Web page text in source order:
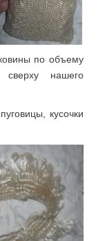
по объему
нашего
кусочки